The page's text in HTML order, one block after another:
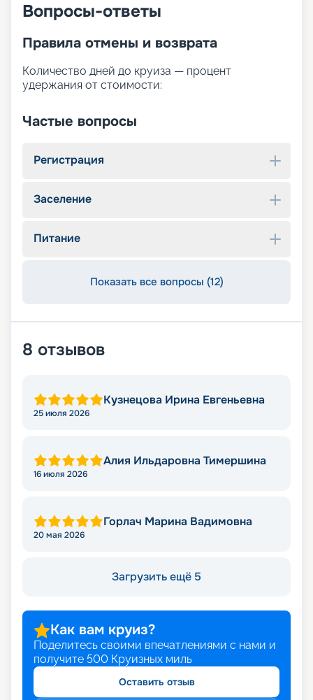
Вопросы-ответы
Правила отмены и возврата
Количество дней до круиза — процент
удержания от стоимости:
Частые вопросы
Регистрация
Заселение
Питание
Показать все вопросы (12)
8 отзывов
Кузнецова Ирина Евгеньевна
25 июля 2026
Алия Ильдаровна Тимершина
16 июля 2026
Горлач Марина Вадимовна
20 мая 2026
Загрузить ещё 5
Как вам круиз?
Поделитесь своими впечатлениями с нами и
получите 500 Круизных миль
Оставить отзыв